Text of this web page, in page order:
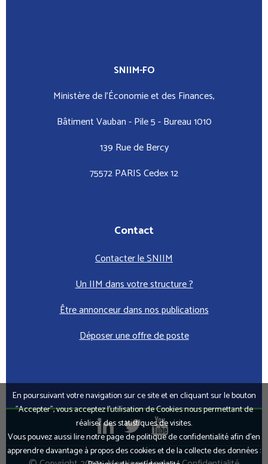
SNIIM-FO
Ministère de l’Économie et des Finances,
Bâtiment Vauban - Pile 5 - Bureau 1010
139 Rue de Bercy
75572 PARIS Cedex 12
Contact
Contacter le SNIIM
Un IIM dans votre structure ?
Être annonceur dans nos publications
Déposer une offre de poste
En poursuivant votre navigation sur ce site et en cliquant sur le bouton
"Accepter", vous acceptez l’utilisation de Cookies nous permettant de
réaliser des statistiques de visites.
Vous pouvez aussi lire notre page de politique de confidentialité afin d'en
apprendre davantage à propos des cookies et de la collecte des données :